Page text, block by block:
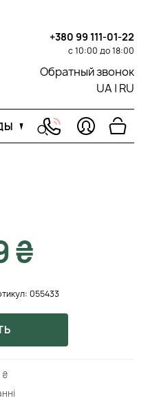
+380 99 111-01-22
с 10:00 до 18:00
Обратный звонок
UA | RU
₴
055433
₴